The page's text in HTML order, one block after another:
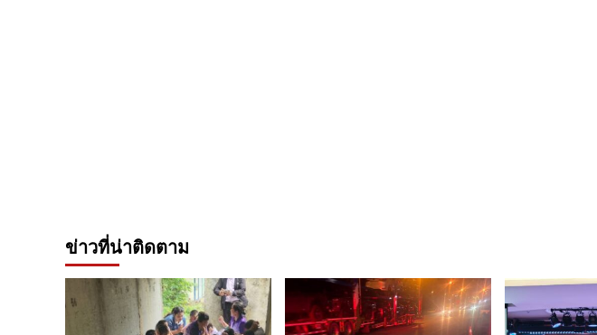
ข่าวที่น่าติดตาม